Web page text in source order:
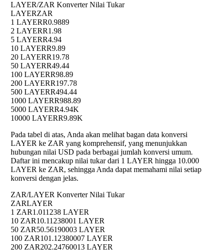
LAYER/ZAR Konverter Nilai Tukar
LAYERZAR
1 LAYERR0.9889
2 LAYERR1.98
5 LAYERR4.94
10 LAYERR9.89
20 LAYERR19.78
50 LAYERR49.44
100 LAYERR98.89
200 LAYERR197.78
500 LAYERR494.44
1000 LAYERR988.89
5000 LAYERR4.94K
10000 LAYERR9.89K
Pada tabel di atas, Anda akan melihat bagan data konversi
LAYER ke ZAR yang komprehensif, yang menunjukkan
hubungan nilai USD pada berbagai jumlah konversi umum.
Daftar ini mencakup nilai tukar dari 1 LAYER hingga 10.000
LAYER ke ZAR, sehingga Anda dapat memahami nilai setiap
konversi dengan jelas.
ZAR/LAYER Konverter Nilai Tukar
ZARLAYER
1 ZAR1.011238 LAYER
10 ZAR10.11238001 LAYER
50 ZAR50.56190003 LAYER
100 ZAR101.12380007 LAYER
200 ZAR202.24760013 LAYER